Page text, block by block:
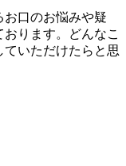
お口のお悩みや疑
ります。どんなこ
ていただけたらと思